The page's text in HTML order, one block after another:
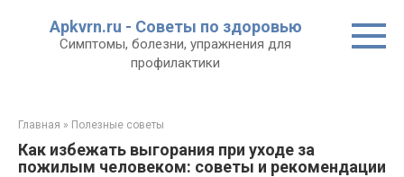
Apkvrn.ru - Советы по здоровью
Симптомы, болезни, упражнения для
профилактики
Главная » Полезные советы
Как избежать выгорания при уходе за
пожилым человеком: советы и рекомендации